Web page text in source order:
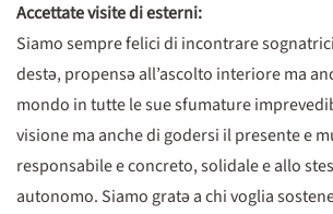
Accettate visite di esterni:
Siamo sempre felici di incontrare
destə, propensə all’ascolto interiore ma
mondo in tutte le sue sfumature
visione ma anche di godersi il presente e
responsabile e concreto, solidale e allo
autonomo. Siamo gratə a chi voglia